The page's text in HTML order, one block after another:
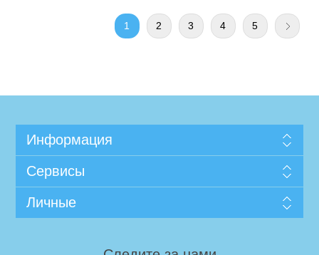
1 2 3 4 5
Информация
Сервисы
Личные